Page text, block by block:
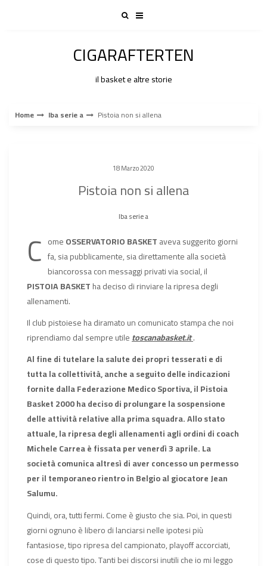
CIGARAFTERTEN
il basket e altre storie
Home lba serie a Pistoia non si allena
18 Marzo 2020
Pistoia non si allena
lba serie a
C omeOSSERVATORIO BASKETaveva suggerito giorni
fa, sia pubblicamente, sia direttamente alla società
biancorossa con messaggi privati via social, il
PISTOIA BASKETha deciso di rinviare la ripresa degli
allenamenti.
Il club pistoiese ha diramato un comunicato stampa che noi
riprendiamo dal sempre utiletoscanabasket.it.
Al fine di tutelare la salute dei propri tesserati e di
tutta la collettività, anche a seguito delle indicazioni
fornite dalla Federazione Medico Sportiva, il Pistoia
Basket 2000 ha deciso di prolungare la sospensione
delle attività relative alla prima squadra. Allo stato
attuale, la ripresa degli allenamenti agli ordini di coach
Michele Carrea è fissata per venerdì 3 aprile. La
società comunica altresì di aver concesso un permesso
per il temporaneo rientro in Belgio al giocatore Jean
Salumu.
Quindi, ora, tutti fermi. Come è giusto che sia. Poi, in questi
giorni ognuno è libero di lanciarsi nelle ipotesi più
fantasiose, tipo ripresa del campionato, playoff accorciati,
cose di questo tipo. Tanti bei discorsi inutili che io mi leggo